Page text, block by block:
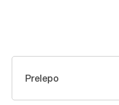
Prelepo